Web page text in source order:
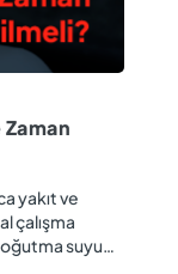
yakıt ve
çalışma
suyu